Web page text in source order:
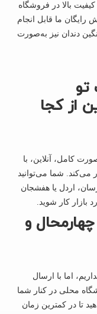
بالا در فروشگاه
ما قابل انجام
دندان نیز به‌صورت
تو
از کجا
کامل، آنلاین، با
شما می‌توانید
اردل یا هفشجان
بازار کار شوید.
و
اما با ارسال
محلی در کنار شما
تا در کمترین زمان